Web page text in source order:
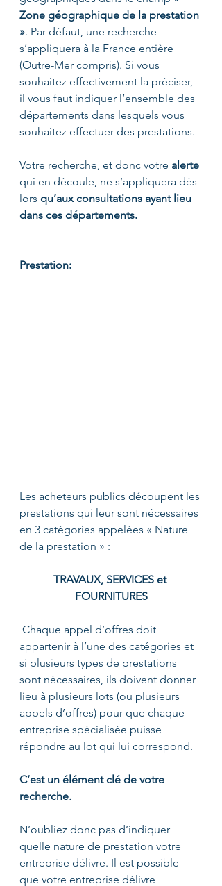
Zone géographique de la prestation
». Par défaut, une recherche
s’appliquera à la France entière
(Outre-Mer compris). Si vous
souhaitez effectivement la préciser,
il vous faut indiquer l’ensemble des
départements dans lesquels vous
souhaitez effectuer des prestations.
Votre recherche, et donc votre alerte
qui en découle, ne s’appliquera dès
lors qu’aux consultations ayant lieu
dans ces départements.
Prestation:
Les acheteurs publics découpent les
prestations qui leur sont nécessaires
en 3 catégories appelées « Nature
de la prestation » :
TRAVAUX, SERVICES et
FOURNITURES
appartenir à l’une des catégories et
si plusieurs types de prestations
sont nécessaires, ils doivent donner
lieu à plusieurs lots (ou plusieurs
appels d’offres) pour que chaque
entreprise spécialisée puisse
répondre au lot qui lui correspond.
C’est un élément clé de votre
recherche.
N’oubliez donc pas d’indiquer
quelle nature de prestation votre
entreprise délivre. Il est possible
que votre entreprise délivre